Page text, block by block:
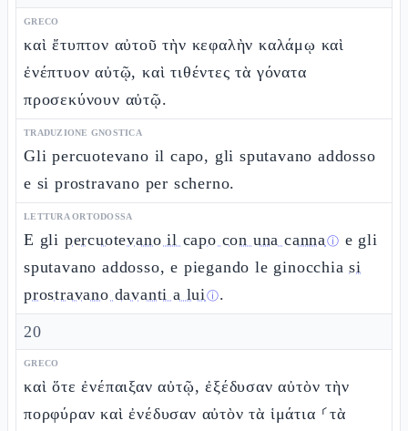
GRECO
καὶ ἔτυπτον αὐτοῦ τὴν κεφαλὴν καλάμῳ καὶ
ἐνέπτυον αὐτῷ, καὶ τιθέντες τὰ γόνατα
προσεκύνουν αὐτῷ.
TRADUZIONE GNOSTICA
Gli percuotevano il capo, gli sputavano addosso
e si prostravano per scherno.
LETTURA ORTODOSSA
E gli percuotevano il capo con una cannaⓘ e gli
sputavano addosso, e piegando le ginocchiasi
prostravano davanti a luiⓘ.
20
GRECO
καὶ ὅτε ἐνέπαιξαν αὐτῷ, ἐξέδυσαν αὐτὸν τὴν
πορφύραν καὶ ἐνέδυσαν αὐτὸν τὰ ἱμάτια ⸂τὰ